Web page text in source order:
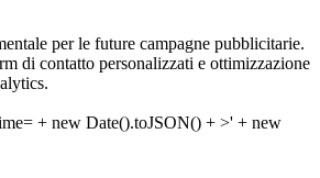
per le future campagne pubblicitarie.
di contatto personalizzati e ottimizzazione